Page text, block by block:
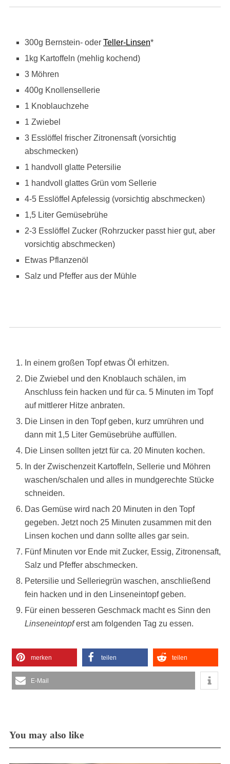
300g Bernstein- oder Teller-Linsen*
1kg Kartoffeln (mehlig kochend)
3 Möhren
400g Knollensellerie
1 Knoblauchzehe
1 Zwiebel
3 Esslöffel frischer Zitronensaft (vorsichtig
abschmecken)
1 handvoll glatte Petersilie
1 handvoll glattes Grün vom Sellerie
4-5 Esslöffel Apfelessig (vorsichtig abschmecken)
1,5 Liter Gemüsebrühe
2-3 Esslöffel Zucker (Rohrzucker passt hier gut, aber
vorsichtig abschmecken)
Etwas Pflanzenöl
Salz und Pfeffer aus der Mühle
In einem großen Topf etwas Öl erhitzen.
Die Zwiebel und den Knoblauch schälen, im
Anschluss fein hacken und für ca. 5 Minuten im Topf
auf mittlerer Hitze anbraten.
Die Linsen in den Topf geben, kurz umrühren und
dann mit 1,5 Liter Gemüsebrühe auffüllen.
Die Linsen sollten jetzt für ca. 20 Minuten kochen.
In der Zwischenzeit Kartoffeln, Sellerie und Möhren
waschen/schalen und alles in mundgerechte Stücke
schneiden.
Das Gemüse wird nach 20 Minuten in den Topf
gegeben. Jetzt noch 25 Minuten zusammen mit den
Linsen kochen und dann sollte alles gar sein.
Fünf Minuten vor Ende mit Zucker, Essig, Zitronensaft,
Salz und Pfeffer abschmecken.
Petersilie und Selleriegrün waschen, anschließend
fein hacken und in den Linseneintopf geben.
Für einen besseren Geschmack macht es Sinn den
Linseneintopferst am folgenden Tag zu essen.
merken teilen teilen
E-Mail
You may also like